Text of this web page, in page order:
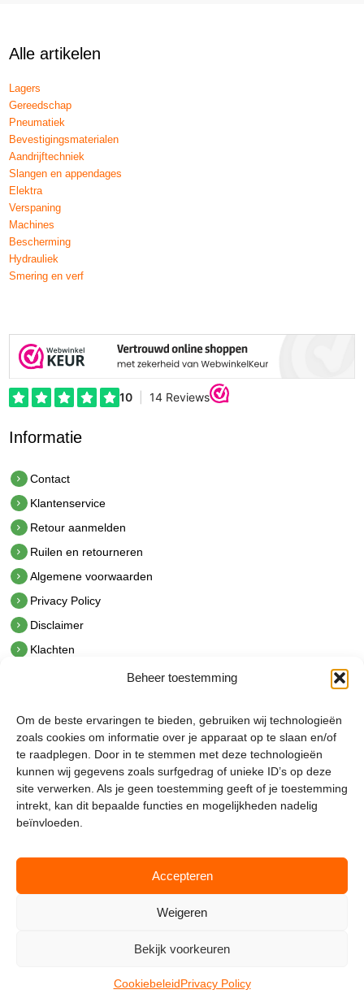
Beheer toestemming
Om de beste ervaringen te bieden, gebruiken wij technologieën
zoals cookies om informatie over je apparaat op te slaan en/of
te raadplegen. Door in te stemmen met deze technologieën
kunnen wij gegevens zoals surfgedrag of unieke ID’s op deze
site verwerken. Als je geen toestemming geeft of je toestemming
intrekt, kan dit bepaalde functies en mogelijkheden nadelig
beïnvloeden.
Accepteren
Weigeren
Bekijk voorkeuren
CookiebeleidPrivacy Policy
Alle artikelen
Lagers
Gereedschap
Pneumatiek
Bevestigingsmaterialen
Aandrijftechniek
Slangen en appendages
Elektra
Verspaning
Machines
Bescherming
Hydrauliek
Smering en verf
Informatie
Contact
Klantenservice
Retour aanmelden
Ruilen en retourneren
Algemene voorwaarden
Privacy Policy
Disclaimer
Klachten
hetindustriehuis B.V.
De Hoek 1 1601 MR Enkhuizen
t.0228 53 00 40
e.info@hetindustriehuis.com
KVK 51483904
BTW NL850044522B01